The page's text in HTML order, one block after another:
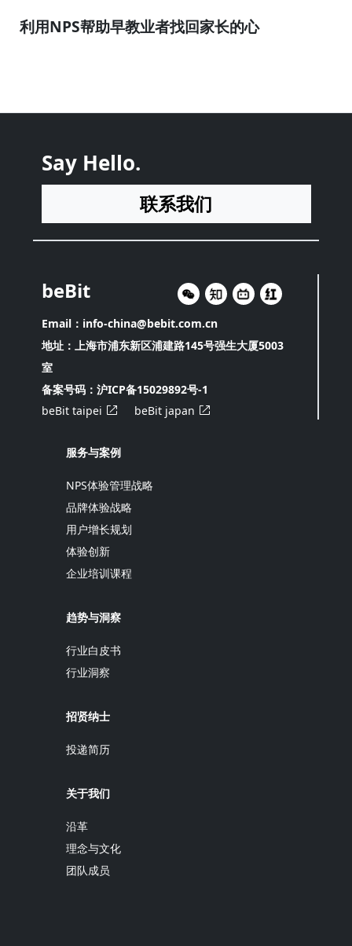
利用NPS帮助早教业者找回家长的心
Say Hello.
联系我们
beBit
Email：info-china@bebit.com.cn
地址：上海市浦东新区浦建路145号强生大厦5003
室
备案号码： 沪ICP备15029892号-1
beBit taipei
beBit japan
服务与案例
NPS体验管理战略
品牌体验战略
用户增长规划
体验创新
企业培训课程
趋势与洞察
行业白皮书
行业洞察
招贤纳士
投递简历
关于我们
沿革
理念与文化
团队成员